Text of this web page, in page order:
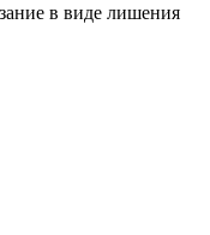
в виде лишения